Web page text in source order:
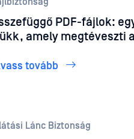
PDF-fájlok:
amely megtéveszti a
intelligencia
tovább
Lánc Biztonság